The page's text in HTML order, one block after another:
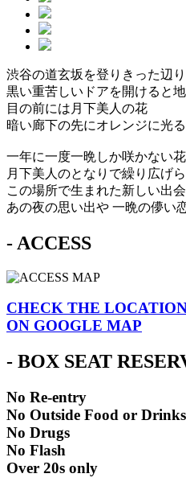
渋谷の道玄坂を登りきった辺
黒い重苦しいドアを開けると
目の前には月下美人の花
暗い廊下の先にオレンジに光
一年に一度一晩しか咲かない花
月下美人のとなりで繰り広げ
この場所で生まれた新しい出
あの夜の思い出や 一晩の儚い
- ACCESS
CHECK THE
ON GOOGLE MAP
- BOX SEAT
No Re-entry
No Outside Food or Drinks
No Drugs
No Flash
Over 20s only